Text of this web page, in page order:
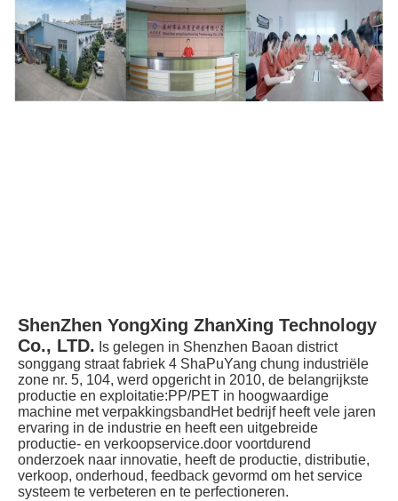
ShenZhen YongXing ZhanXing Technology
Co., LTD. Is gelegen in Shenzhen Baoan district
songgang straat fabriek 4 ShaPuYang chung industriële
zone nr. 5, 104, werd opgericht in 2010, de belangrijkste
productie en exploitatie:PP/PET in hoogwaardige
machine met verpakkingsbandHet bedrijf heeft vele jaren
ervaring in de industrie en heeft een uitgebreide
productie- en verkoopservice.door voortdurend
onderzoek naar innovatie, heeft de productie, distributie,
verkoop, onderhoud, feedback gevormd om het service
systeem te verbeteren en te perfectioneren.